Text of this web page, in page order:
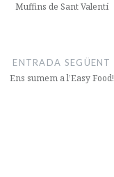
Muffins de Sant Valentí
ENTRADA SEGÜENT
Ens sumem a l’Easy Food!